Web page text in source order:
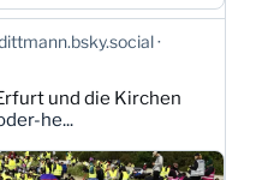
und die Kirchen
he...